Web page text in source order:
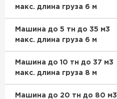
макс. длина груза 6 м
Машина до 5 тн до 35 м3
макс. длина груза 6 м
Машина до 10 тн до 37 м3
макс. длина груза 8 м
Машина до 20 тн до 80 м3